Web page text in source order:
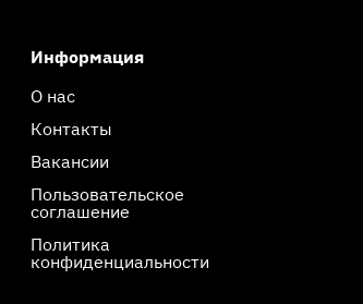
Информация
О нас
Контакты
Вакансии
Пользовательское
соглашение
Политика
конфиденциальности